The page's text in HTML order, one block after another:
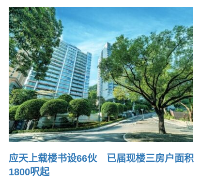
应天上载楼书设66伙 已届现楼三房户面积
1800呎起